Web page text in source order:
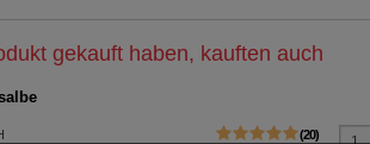
gekauft haben, kauften auch
20